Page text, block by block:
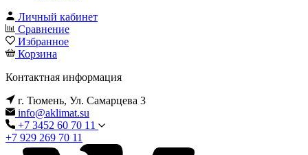
Личный кабинет
Сравнение
Избранное
Корзина
Контактная информация
г. Тюмень, Ул. Самарцева 3
info@aklimat.su
+7 3452 60 70 11
+7 929 269 70 11